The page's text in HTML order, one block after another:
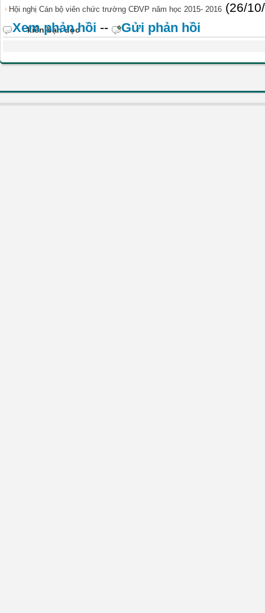
Hội nghị Cán bộ viên chức trường CĐVP năm học 2015- 2016 (26/
kiến bạn đọc
Xem phản hồi -- Gửi phản hồi